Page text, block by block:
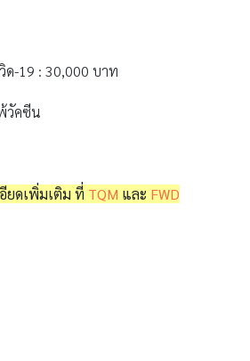
ด-19 : 30,000 บาท
วัคซีน
ยดเพิ่มเติม ที่ TQM และ FWD